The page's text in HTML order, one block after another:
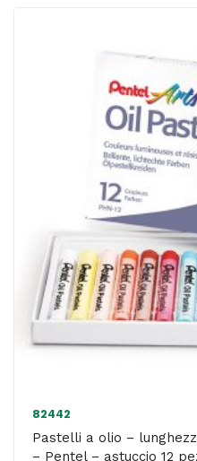
82442
Pastelli a olio –
– Pentel – astuccio 12